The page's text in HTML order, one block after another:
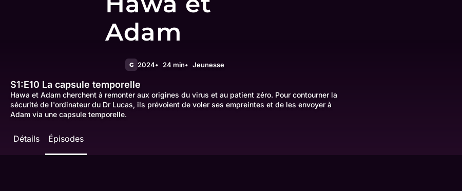
Adam
G 2024 24 min Jeunesse
S1:E10 La capsule temporelle
Hawa et Adam cherchent à remonter aux origines du virus et au patient zéro. Pour contourner la
sécurité de l'ordinateur du Dr Lucas, ils prévoient de voler ses empreintes et de les envoyer à
Adam via une capsule temporelle.
Détails Épisodes